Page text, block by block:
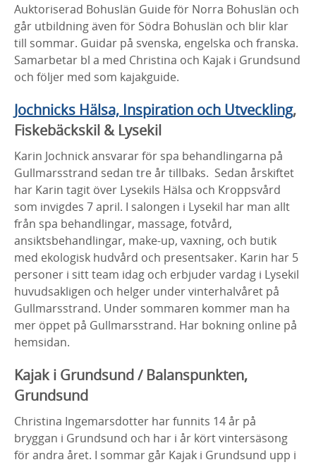
Auktoriserad Bohuslän Guide för Norra Bohuslän och
går utbildning även för Södra Bohuslän och blir klar
till sommar. Guidar på svenska, engelska och franska.
Samarbetar bl a med Christina och Kajak i Grundsund
och följer med som kajakguide.
Jochnicks Hälsa, Inspiration och Utveckling,
Fiskebäckskil & Lysekil
Karin Jochnick ansvarar för spa behandlingarna på
Gullmarsstrand sedan tre år tillbaks. Sedan årskiftet
har Karin tagit över Lysekils Hälsa och Kroppsvård
som invigdes 7 april. I salongen i Lysekil har man allt
från spa behandlingar, massage, fotvård,
ansiktsbehandlingar, make-up, vaxning, och butik
med ekologisk hudvård och presentsaker. Karin har 5
personer i sitt team idag och erbjuder vardag i Lysekil
huvudsakligen och helger under vinterhalvåret på
Gullmarsstrand. Under sommaren kommer man ha
mer öppet på Gullmarsstrand. Har bokning online på
hemsidan.
Kajak i Grundsund / Balanspunkten,
Grundsund
Christina Ingemarsdotter har funnits 14 år på
bryggan i Grundsund och har i år kört vintersäsong
för andra året. I sommar går Kajak i Grundsund upp i